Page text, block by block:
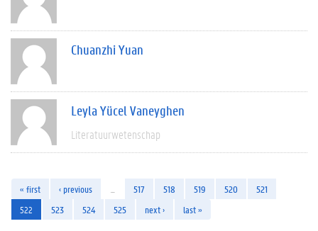
Chuanzhi Yuan
Leyla Yücel Vaneyghen
Literatuurwetenschap
« first ‹ previous 517 518 519 520
521
522
523 524 525 next › last »